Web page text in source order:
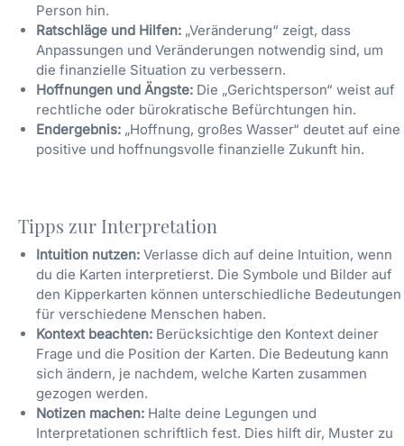
Person hin.
Ratschläge und Hilfen: „Veränderung“ zeigt, dass
Anpassungen und Veränderungen notwendig sind, um
die finanzielle Situation zu verbessern.
Hoffnungen und Ängste: Die „Gerichtsperson“ weist auf
rechtliche oder bürokratische Befürchtungen hin.
Endergebnis: „Hoffnung, großes Wasser“ deutet auf eine
positive und hoffnungsvolle finanzielle Zukunft hin.
Tipps zur Interpretation
Intuition nutzen: Verlasse dich auf deine Intuition, wenn
du die Karten interpretierst. Die Symbole und Bilder auf
den Kipperkarten können unterschiedliche Bedeutungen
für verschiedene Menschen haben.
Kontext beachten: Berücksichtige den Kontext deiner
Frage und die Position der Karten. Die Bedeutung kann
sich ändern, je nachdem, welche Karten zusammen
gezogen werden.
Notizen machen: Halte deine Legungen und
Interpretationen schriftlich fest. Dies hilft dir, Muster zu